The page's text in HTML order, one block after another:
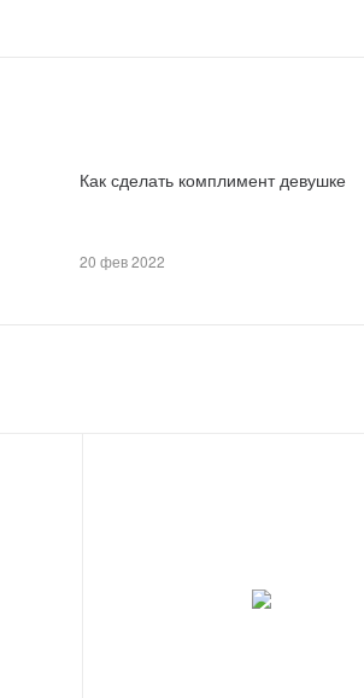
Как сделать комплимент девушке
20 фев 2022